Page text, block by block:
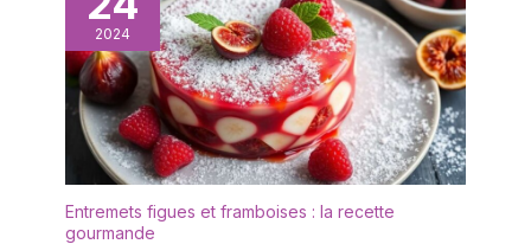
2024
Entremets figues et framboises : la recette
gourmande